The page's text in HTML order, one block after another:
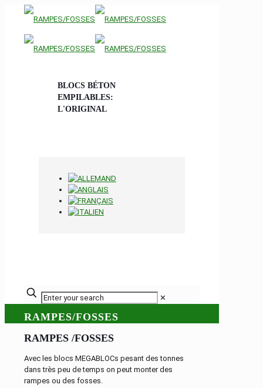
BLOCS BÉTON
EMPILABLES:
L'ORIGINAL
✕
RAMPES/FOSSES
RAMPES /FOSSES
Avec les blocs MEGABLOCs pesant des tonnes
dans très peu de temps on peut monter des
rampes ou des fosses.